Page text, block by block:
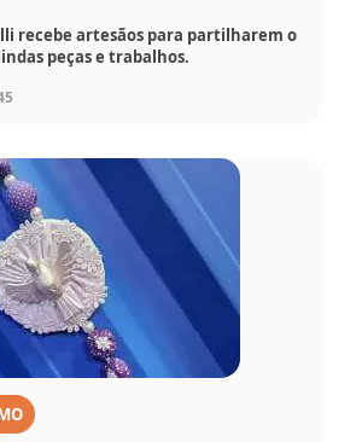
recebe artesãos para partilharem o
peças e trabalhos.